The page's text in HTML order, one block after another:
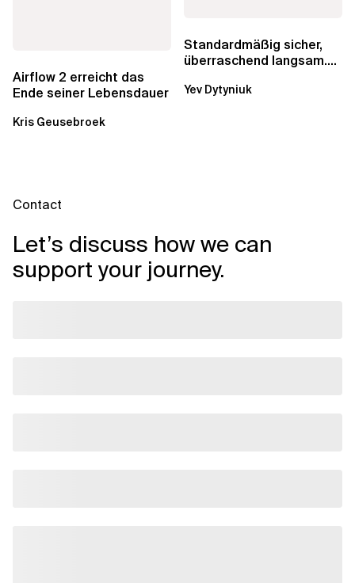
Airflow 2 erreicht das
Ende seiner Lebensdauer
Kris Geusebroek
Standardmäßig sicher,
überraschend langsam.
über die RDS...
Yev Dytyniuk
Contact
Let’s discuss how we can
support your journey.